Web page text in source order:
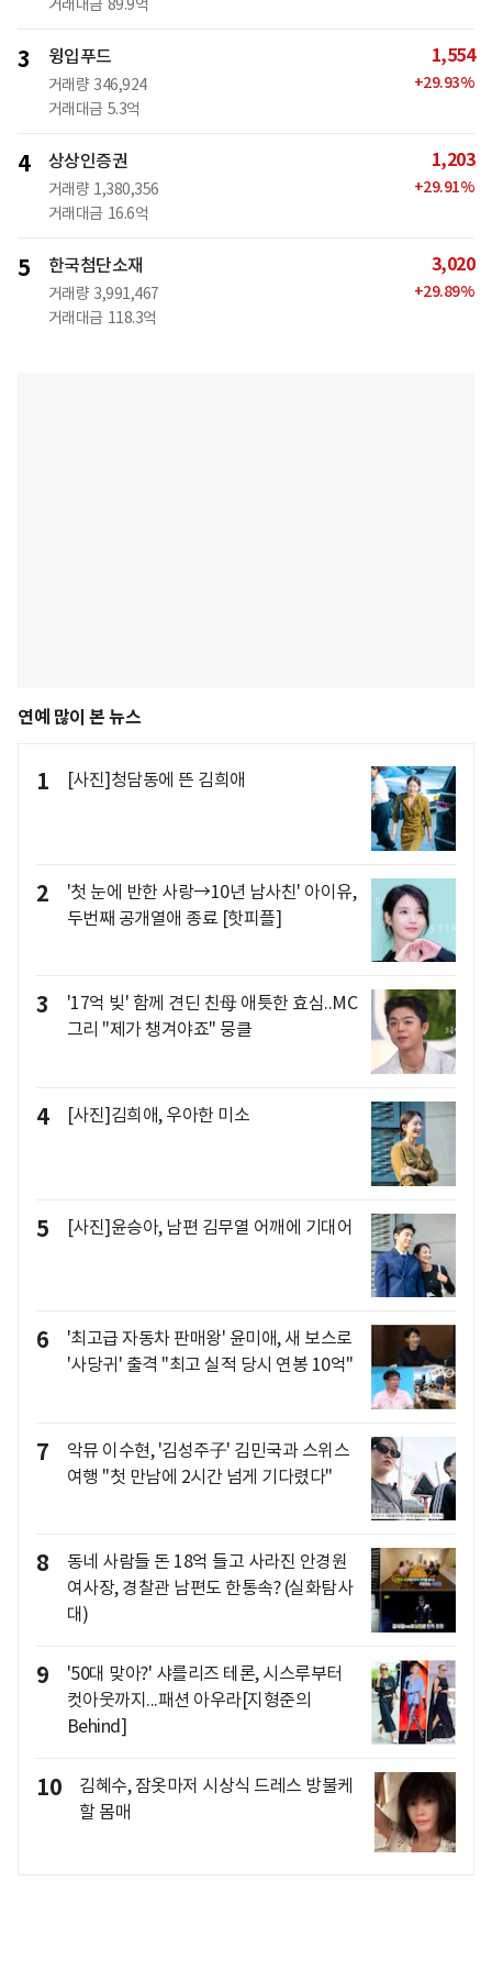
거래대금 89.9억
3 윙입푸드
거래량 346,924
거래대금 5.3억
1,554
+29.93%
4 상상인증권
거래량 1,380,356
거래대금 16.6억
1,203
+29.91%
5 한국첨단소재
거래량 3,991,467
거래대금 118.3억
3,020
+29.89%
연예 많이 본 뉴스
1 [사진]청담동에 뜬 김희애
2
'첫 눈에 반한 사랑→10년 남사친' 아이유,
두번째 공개열애 종료 [핫피플]
3
'17억 빚' 함께 견딘 친母 애틋한 효심..MC
그리 "제가 챙겨야죠" 뭉클
4 [사진]김희애, 우아한 미소
5 [사진]윤승아, 남편 김무열 어깨에 기대어
6
'최고급 자동차 판매왕' 윤미애, 새 보스로
'사당귀' 출격 "최고 실적 당시 연봉 10억"
7
악뮤 이수현, '김성주子' 김민국과 스위스
여행 "첫 만남에 2시간 넘게 기다렸다"
8
동네 사람들 돈 18억 들고 사라진 안경원
여사장, 경찰관 남편도 한통속? (실화탐사
대)
9
'50대 맞아?' 샤를리즈 테론, 시스루부터
컷아웃까지...패션 아우라[지형준의
Behind]
10
김혜수, 잠옷마저 시상식 드레스 방불케
할 몸매